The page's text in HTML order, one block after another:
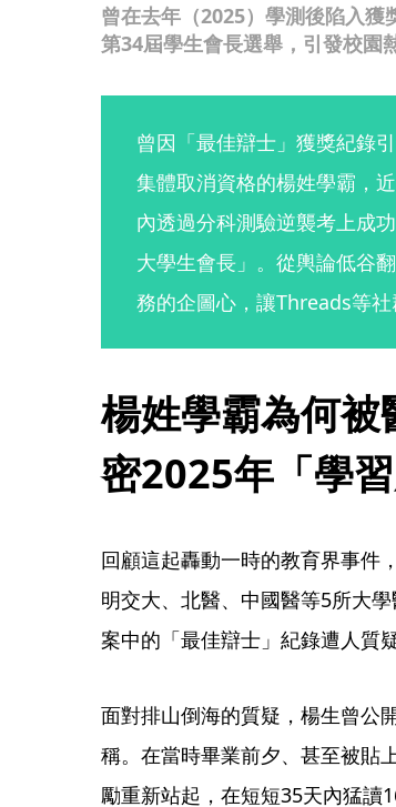
曾在去年（2025）學測後陷入
第34屆學生會長選舉，引發校園
曾因「最佳辯士」獲獎紀錄
集體取消資格的楊姓學霸，
內透過分科測驗逆襲考上成
大學生會長」。從輿論低谷
務的企圖心，讓Threads等社
楊姓學霸為何
密2025年「學
回顧這起轟動一時的教育界事件
明交大、北醫、中國醫等5所大
案中的「最佳辯士」紀錄遭人質
面對排山倒海的質疑，楊生曾公
稱。在當時畢業前夕、甚至被貼
勵重新站起，在短短35天內猛讀